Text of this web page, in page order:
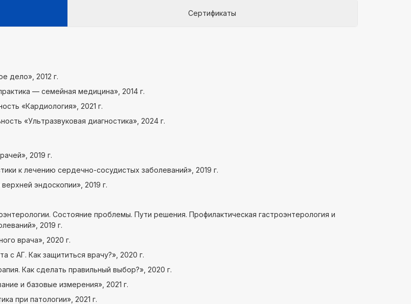
Сертификаты
дело», 2012 г.
— семейная медицина», 2014 г.
«Кардиология», 2021 г.
«Ультразвуковая диагностика», 2024 г.
2019 г.
к лечению сердечно-сосудистых заболеваний», 2019 г.
эндоскопии», 2019 г.
Состояние проблемы. Пути решения. Профилактическая гастроэнтерология и
2019 г.
врача», 2020 г.
с АГ. Как защититься врачу?», 2020 г.
Как сделать правильный выбор?», 2020 г.
и базовые измерения», 2021 г.
при патологии», 2021 г.